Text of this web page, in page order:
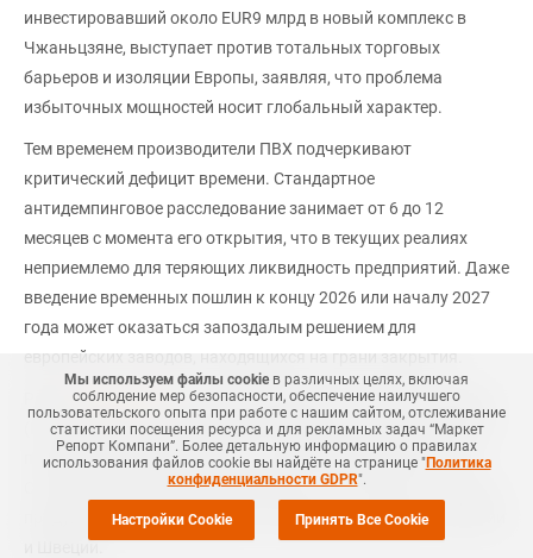
инвестировавший около EUR9 млрд в новый комплекс в
Чжаньцзяне, выступает против тотальных торговых
барьеров и изоляции Европы, заявляя, что проблема
избыточных мощностей носит глобальный характер.
Тем временем производители ПВХ подчеркивают
критический дефицит времени. Стандартное
антидемпинговое расследование занимает от 6 до 12
месяцев с момента его открытия, что в текущих реалиях
неприемлемо для теряющих ликвидность предприятий. Даже
введение временных пошлин к концу 2026 или началу 2027
года может оказаться запоздалым решением для
европейских заводов, находящихся на грани закрытия.
Ранеесообщалось, что южнокорейская торговая комиссия
(KTC) введет антидемпинговые пошлины на эмульсионный
поливинилхлорид (ПВХ-Э) из четырех европейских стран.
Ставки пошлин будут варьироваться от %25,79 до %31,55 на
продукцию, импортируемую из Германии, Франции, Норвегии
Мы используем файлы cookie в различных целях, включая
соблюдение мер безопасности, обеспечение наилучшего
пользовательского опыта при работе с нашим сайтом, отслеживание
статистики посещения ресурса и для рекламных задач “Маркет
Репорт Компани”. Более детальную информацию о правилах
использования файлов cookie вы найдёте на странице "Политика
конфиденциальности GDPR".
Настройки Cookie Принять Все Cookie